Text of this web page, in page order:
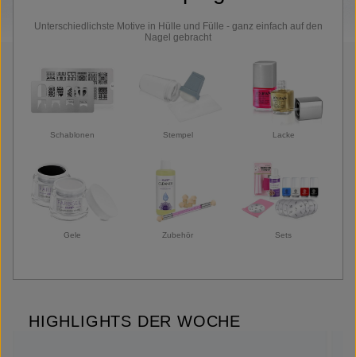
Unterschiedlichste Motive in Hülle und Fülle - ganz einfach auf den
Nagel gebracht
Schablonen Stempel Lacke
Gele Zubehör Sets
HIGHLIGHTS DER WOCHE